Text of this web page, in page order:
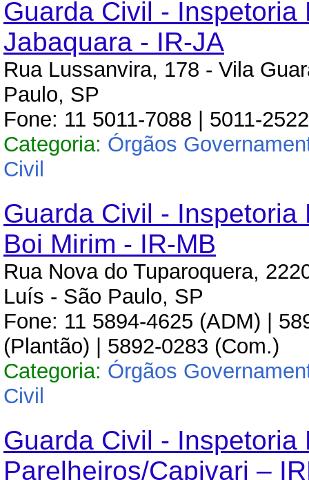
Guarda Civil - Inspetoria
Jabaquara - IR-JA
Rua Lussanvira, 178 - Vila
Paulo, SP
Fone: 11 5011-7088 | 5011-2522
Categoria: Órgãos
Civil
Guarda Civil - Inspetoria
Boi Mirim - IR-MB
Rua Nova do Tuparoquera,
Luís - São Paulo, SP
Fone: 11 5894-4625 (ADM) |
(Plantão) | 5892-0283 (Com.)
Categoria: Órgãos
Civil
Guarda Civil - Inspetoria
Parelheiros/Capivari –